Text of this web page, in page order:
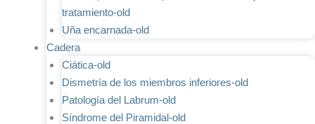
tratamiento-old
Uña encarnada-old
Cadera
Ciática-old
Dismetría de los miembros inferiores-old
Patología del Labrum-old
Síndrome del Piramidal-old